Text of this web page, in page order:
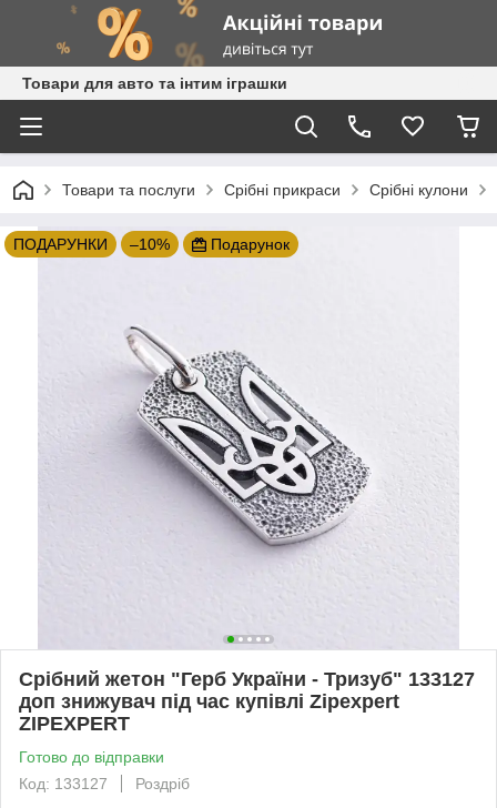
Товари для авто та інтим іграшки
Товари та послуги Срібні прикраси Срібні кулони
ПОДАРУНКИ –10% Подарунок
Срібний жетон "Герб України - Тризуб" 133127
доп знижувач під час купівлі Zipexpert
ZIPEXPERT
Готово до відправки
Код: 133127
Роздріб